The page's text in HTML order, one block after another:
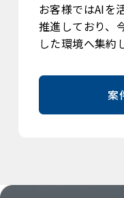
お客様ではAIを
推進しており、
した環境へ集
案